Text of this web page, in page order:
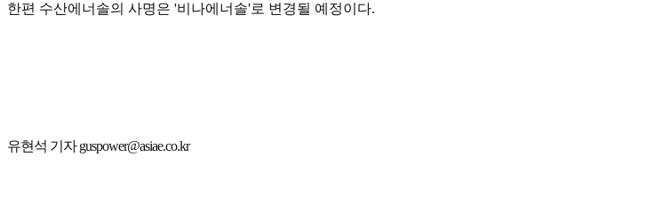
한편 수산에너솔의 사명은 '비나에너솔'로 변경될 예정이다.
유현석 기자 guspower@asiae.co.kr